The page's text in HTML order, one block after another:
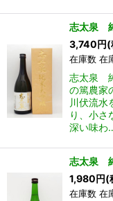
志太泉
3,740円(
在庫数 在
志太泉
の篤農家
川伏流水
り、小さ
深い味わ
志太泉
1,980円(
在庫数 在